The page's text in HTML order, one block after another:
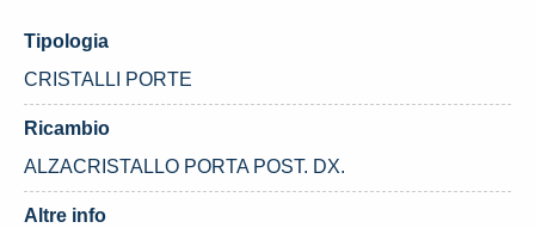
Tipologia
CRISTALLI PORTE
Ricambio
ALZACRISTALLO PORTA POST. DX.
Altre info